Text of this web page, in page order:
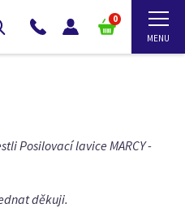
0
Posilovací lavice MARCY -
děkuji.